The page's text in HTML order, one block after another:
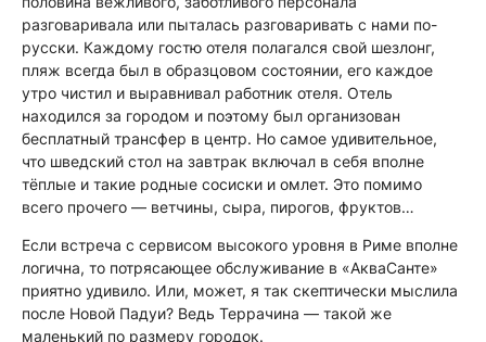
разговаривала или пыталась разговаривать с нами по-
русски. Каждому гостю отеля полагался свой шезлонг,
пляж всегда был в образцовом состоянии, его каждое
утро чистил и выравнивал работник отеля. Отель
находился за городом и поэтому был организован
бесплатный трансфер в центр. Но самое удивительное,
что шведский стол на завтрак включал в себя вполне
тёплые и такие родные сосиски и омлет. Это помимо
всего прочего — ветчины, сыра, пирогов, фруктов…
Если встреча с сервисом высокого уровня в Риме вполне
логична, то потрясающее обслуживание в «АкваСанте»
приятно удивило. Или, может, я так скептически мыслила
после Новой Падуи? Ведь Террачина — такой же
маленький по размеру городок.